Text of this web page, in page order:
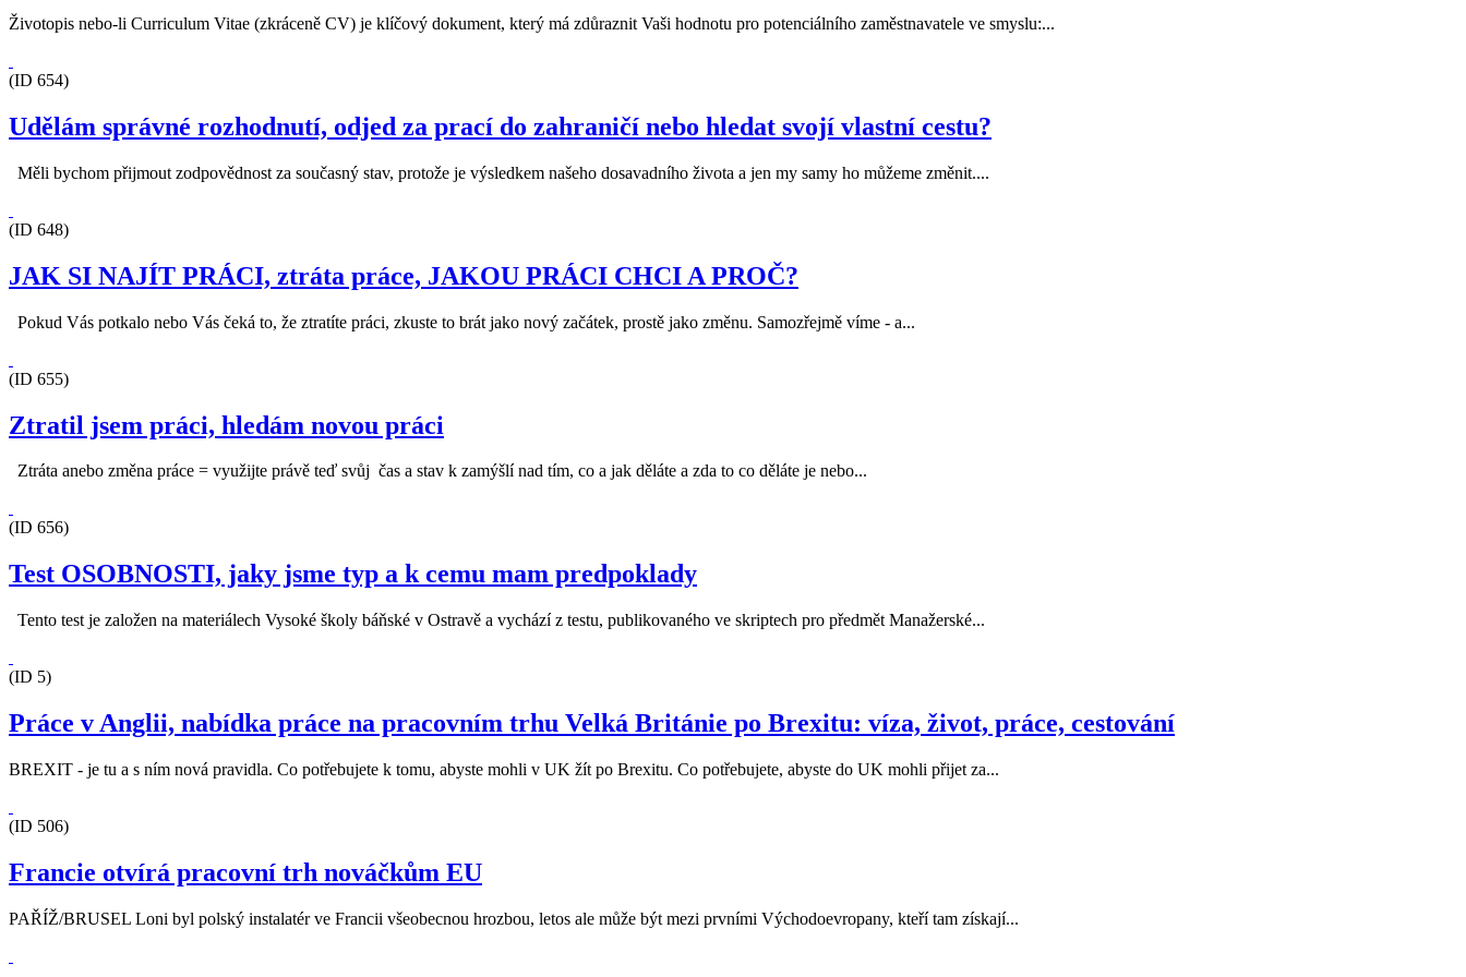
Životopis nebo-li Curriculum Vitae (zkráceně CV) je klíčový dokument, který má zdůraznit Vaši hodnotu pro potenciálního zaměstnavatele ve smyslu:...
(ID 654)
Udělám správné rozhodnutí, odjed za prací do zahraničí nebo hledat svojí vlastní cestu?
Měli bychom přijmout zodpovědnost za současný stav, protože je výsledkem našeho dosavadního života a jen my samy ho můžeme změnit....
(ID 648)
JAK SI NAJÍT PRÁCI, ztráta práce, JAKOU PRÁCI CHCI A PROČ?
Pokud Vás potkalo nebo Vás čeká to, že ztratíte práci, zkuste to brát jako nový začátek, prostě jako změnu. Samozřejmě víme - a...
(ID 655)
Ztratil jsem práci, hledám novou práci
Ztráta anebo změna práce = využijte právě teď svůj čas a stav k zamýšlí nad tím, co a jak děláte a zda to co děláte je nebo...
(ID 656)
Test OSOBNOSTI, jaky jsme typ a k cemu mam predpoklady
Tento test je založen na materiálech Vysoké školy báňské v Ostravě a vychází z testu, publikovaného ve skriptech pro předmět Manažerské...
(ID 5)
Práce v Anglii, nabídka práce na pracovním trhu Velká Británie po Brexitu: víza, život, práce, cestování
BREXIT - je tu a s ním nová pravidla. Co potřebujete k tomu, abyste mohli v UK žít po Brexitu. Co potřebujete, abyste do UK mohli přijet za...
(ID 506)
Francie otvírá pracovní trh nováčkům EU
PAŘÍŽ/BRUSEL Loni byl polský instalatér ve Francii všeobecnou hrozbou, letos ale může být mezi prvními Východoevropany, kteří tam získají...